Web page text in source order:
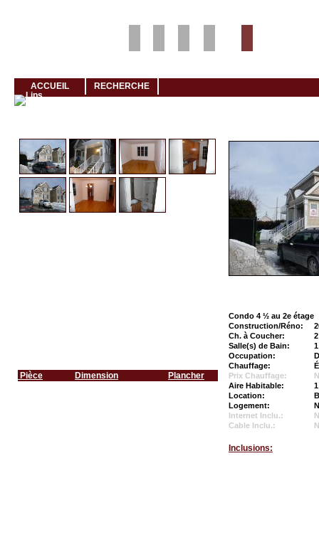
ACCUEIL RECHERCHE
Pièce Dimension Plancher
Condo 4 ½ au 2e étage
Construction/Réno:
Ch. à Coucher:
2
Salle(s) de Bain:
1
Occupation:
Chauffage:
Prix Chauffage:
Aire Habitable:
Location:
Logement:
Internet Inclu.:
Cable Inclu.:
Inclusions: